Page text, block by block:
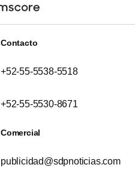
Contacto
+52-55-5538-5518
+52-55-5530-8671
Comercial
publicidad@sdpnoticias.com